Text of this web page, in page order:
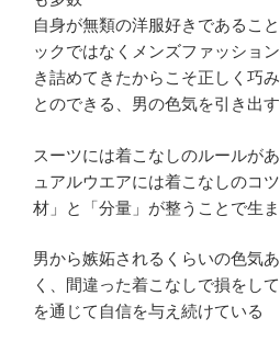
自身が無類の洋服好きであるこ
ックではなくメンズファッショ
き詰めてきたからこそ正しく巧
とのできる、男の色気を引き出
スーツには着こなしのルールが
ュアルウエアには着こなしのコ
材」と「分量」が整うことで生
男から嫉妬されるくらいの色気
く、間違った着こなしで損をし
を通じて自信を与え続けている